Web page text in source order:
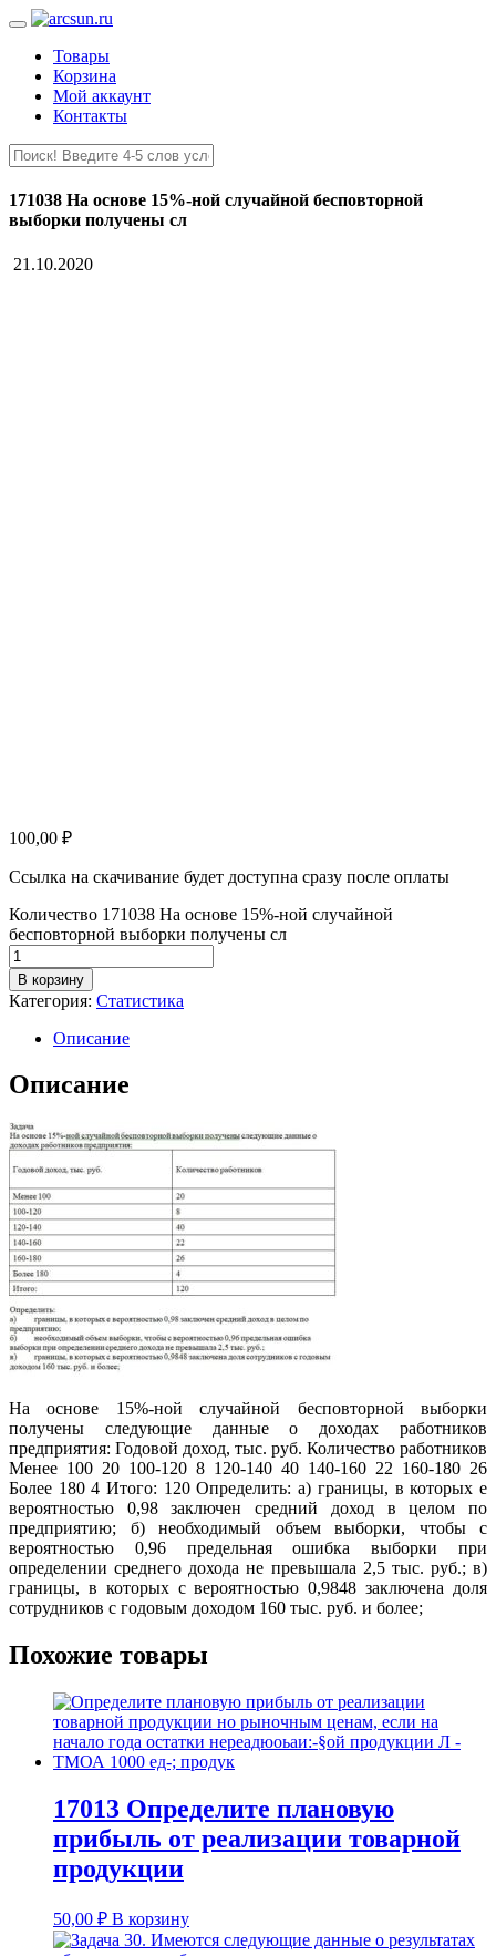
Товары
Корзина
Мой аккаунт
Контакты
171038 На основе 15%-ной случайной бесповторной
выборки получены сл
21.10.2020
100,00 ₽
Ссылка на скачивание будет доступна сразу после оплаты
Количество 171038 На основе 15%-ной случайной
бесповторной выборки получены сл
В корзину
Категория: Статистика
Описание
Описание
На основе 15%-ной случайной бесповторной выборки
получены следующие данные о доходах работников
предприятия: Годовой доход, тыс. руб. Количество работников
Менее 100 20 100-120 8 120-140 40 140-160 22 160-180 26
Более 180 4 Итого: 120 Определить: а) границы, в которых е
вероятностью 0,98 заключен средний доход в целом по
предприятию; б) необходимый объем выборки, чтобы с
вероятностью 0,96 предельная ошибка выборки при
определении среднего дохода не превышала 2,5 тыс. руб.; в)
границы, в которых с вероятностью 0,9848 заключена доля
сотрудников с годовым доходом 160 тыс. руб. и более;
Похожие товары
17013 Определите плановую
прибыль от реализации товарной
продукции
50,00 ₽ В корзину